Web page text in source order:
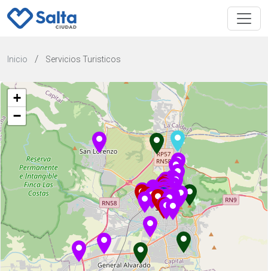
Inicio / Servicios Turisticos
+
−